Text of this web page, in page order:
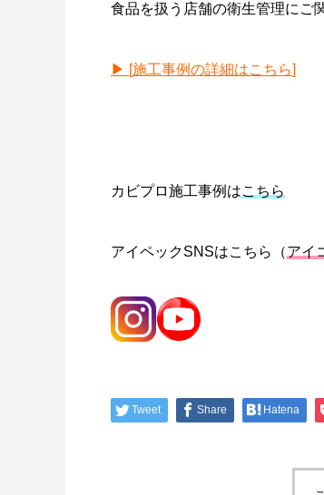
食品を扱う店舗の衛生管理にご
▶ [施工事例の詳細はこちら]
カビプロ施工事例はこちら
アイペックSNSはこちら（アイ
Tweet Share Hatena